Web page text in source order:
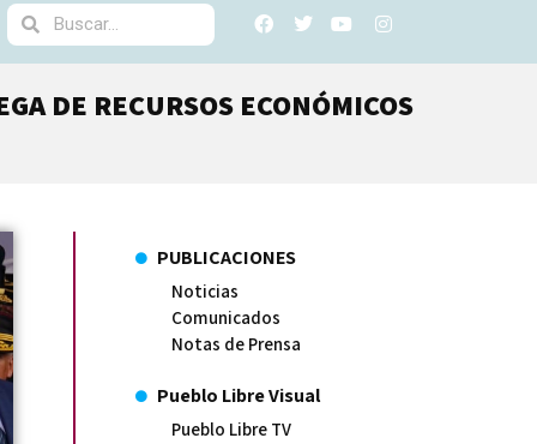
DE RECURSOS ECONÓMICOS
PUBLICACIONES
Noticias
Comunicados
Notas de Prensa
Pueblo Libre Visual
Pueblo Libre TV